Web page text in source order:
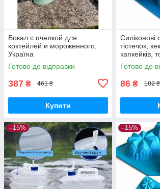
Бокал с пчелкой для
коктейлей и мороженного,
Україна
Готово до відправки
387 ₴ 461 ₴
Купити
тістечок,
капкейків,
квіти
Готово до
86 ₴ 102 ₴
–15% –15%